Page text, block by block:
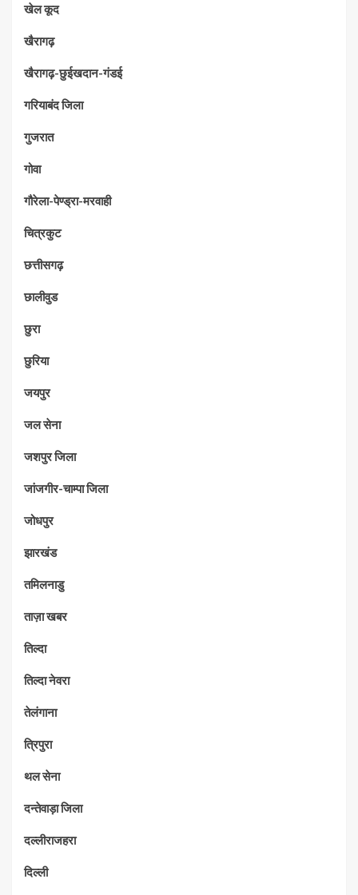
खेल कूद
खैरागढ़
खैरागढ़-छुईखदान-गंडई
गरियाबंद जिला
गुजरात
गोवा
गौरेला-पेण्ड्रा-मरवाही
चित्रकुट
छत्तीसगढ़
छालीवुड
छुरा
छुरिया
जयपुर
जल सेना
जशपुर जिला
जांजगीर-चाम्पा जिला
जोधपुर
झारखंड
तमिलनाडु
ताज़ा खबर
तिल्दा
तिल्दा नेवरा
तेलंगाना
त्रिपुरा
थल सेना
दन्तेवाड़ा जिला
दल्लीराजहरा
दिल्ली